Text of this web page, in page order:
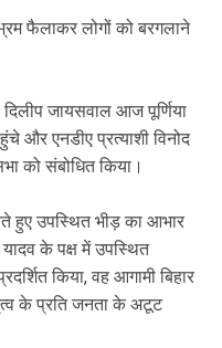
फैलाकर लोगों को बरगलाने
दिलीप जायसवाल आज पूर्णिया
और एनडीए प्रत्याशी विनोद
को संबोधित किया।
हुए उपस्थित भीड़ का आभार
यादव के पक्ष में उपस्थित
किया, वह आगामी बिहार
के प्रति जनता के अटूट